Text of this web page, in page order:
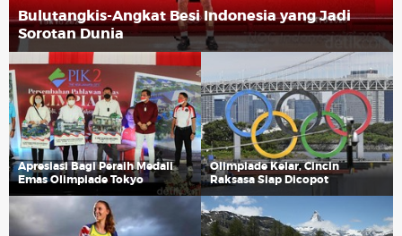
Bulutangkis-Angkat Besi Indonesia yang Jadi
Sorotan Dunia
Apresiasi Bagi Peraih Medali
Emas Olimpiade Tokyo
Olimpiade Kelar, Cincin
Raksasa Siap Dicopot